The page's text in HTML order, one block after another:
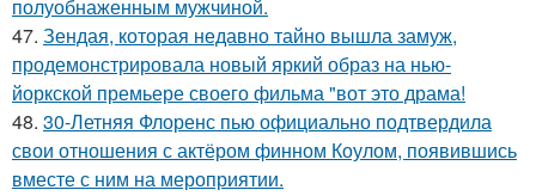
полуобнаженным мужчиной.
47. Зендая, которая недавно тайно вышла замуж,
продемонстрировала новый яркий образ на нью-
йоркской премьере своего фильма "вот это драма!
48. 30-Летняя Флоренс пью официально подтвердила
свои отношения с актёром финном Коулом, появившись
вместе с ним на мероприятии.